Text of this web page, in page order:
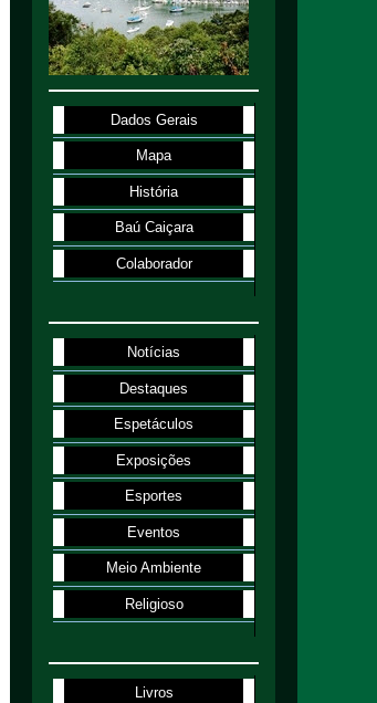
Dados Gerais
Mapa
História
Baú Caiçara
Colaborador
Notícias
Destaques
Espetáculos
Exposições
Esportes
Eventos
Meio Ambiente
Religioso
Livros